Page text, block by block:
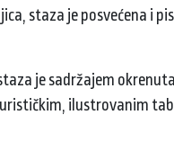
staza je posvećena i
je sadržajem
ilustrovanim